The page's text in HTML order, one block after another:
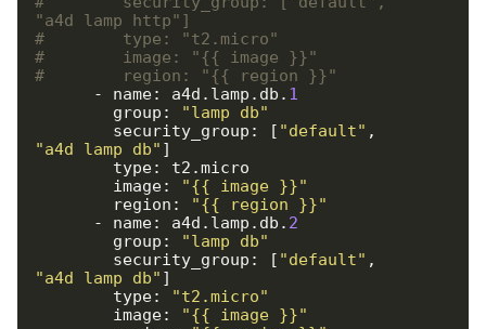
"a4d_lamp_http"]
#        type: "t2.micro"
#        image: "{{ image }}"
#        region: "{{ region }}"
      - name: a4d.lamp.db.
1
        group:
"lamp_db"
        security_group: [
"default"
"a4d_lamp_db" ]
        image:
"{{ image }}"
        region:
"{{ region }}"
      - name: a4d.lamp.db.
2
        group:
"lamp_db"
        security_group: [
"default"
"a4d_lamp_db" ]
        type:
"t2.micro"
        image:
"{{ image }}"